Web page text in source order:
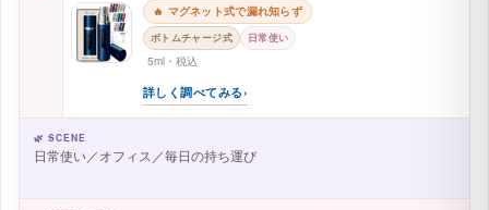
🔥 マグネット式で漏れ知らず
ボトムチャージ式 日常使い
5ml・税込
詳しく調べてみる›
🌿 SCENE
日常使い／オフィス／毎日の持ち運び